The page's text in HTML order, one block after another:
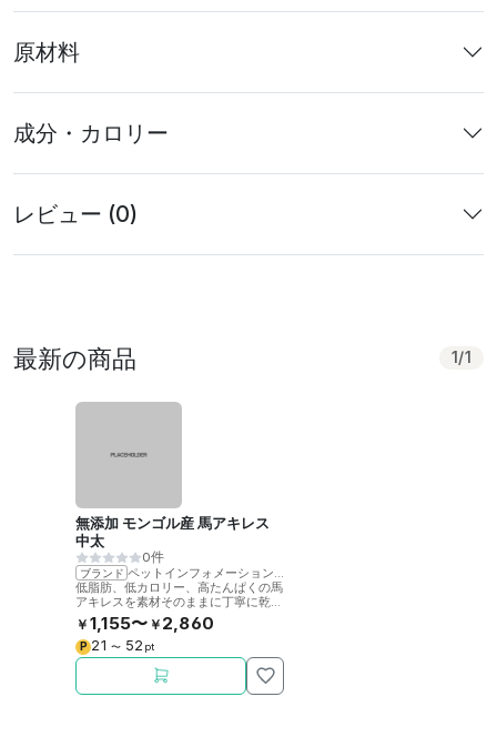
原材料
成分・カロリー
レビュー (0)
最新の商品 1 /1
無添加 モンゴル産 馬アキレス
中太
0件
ブランド
低脂肪、低カロリー、高たんぱくの馬
アキレスを素材そのままに丁寧に乾燥
させました。噛むことで歯の健康をサ
ポート。
￥ 1,155〜 ￥ 2,860
P 21 〜 52 pt